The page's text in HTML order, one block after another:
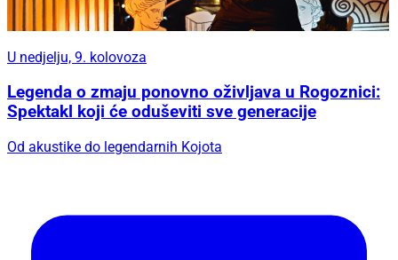
U nedjelju, 9. kolovoza
Legenda o zmaju ponovno oživljava u Rogoznici:
Spektakl koji će oduševiti sve generacije
Od akustike do legendarnih Kojota